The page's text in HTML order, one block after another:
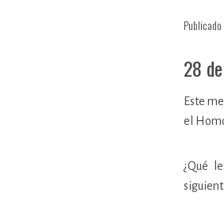
Publicado
28
Este
el
¿Qué